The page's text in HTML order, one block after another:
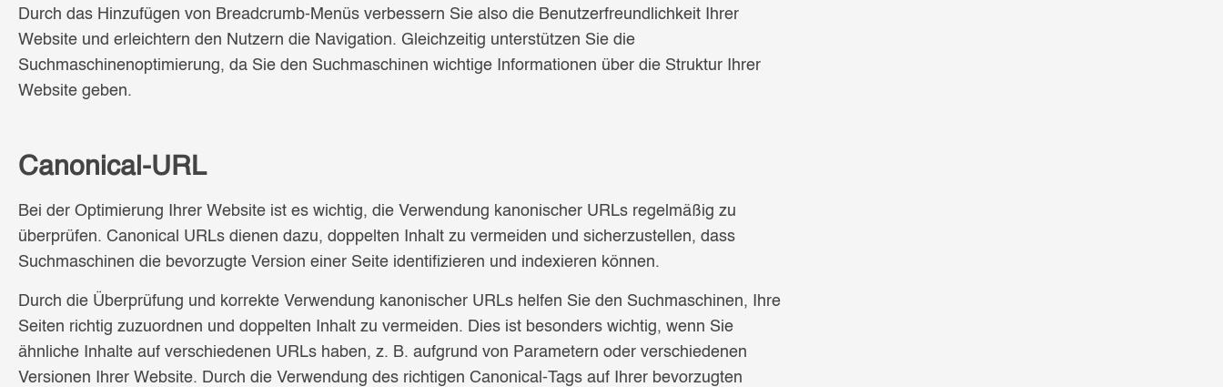
Durch das Hinzufügen von Breadcrumb-Menüs verbessern Sie also die Benutzerfreundlichkeit Ihrer
Website und erleichtern den Nutzern die Navigation. Gleichzeitig unterstützen Sie die
Suchmaschinenoptimierung, da Sie den Suchmaschinen wichtige Informationen über die Struktur Ihrer
Website geben.
Canonical-URL
Bei der Optimierung Ihrer Website ist es wichtig, die Verwendung kanonischer URLs regelmäßig zu
überprüfen. Canonical URLs dienen dazu, doppelten Inhalt zu vermeiden und sicherzustellen, dass
Suchmaschinen die bevorzugte Version einer Seite identifizieren und indexieren können.
Durch die Überprüfung und korrekte Verwendung kanonischer URLs helfen Sie den Suchmaschinen, Ihre
Seiten richtig zuzuordnen und doppelten Inhalt zu vermeiden. Dies ist besonders wichtig, wenn Sie
ähnliche Inhalte auf verschiedenen URLs haben, z. B. aufgrund von Parametern oder verschiedenen
Versionen Ihrer Website. Durch die Verwendung des richtigen Canonical-Tags auf Ihrer bevorzugten